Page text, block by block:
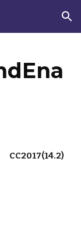
Skip to navigation
CC2017(14.2)